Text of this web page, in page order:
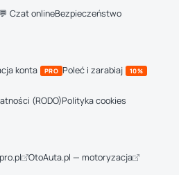
Czat onlineBezpieczeństwo
konta PRO Poleć i zarabiaj 10%
(RODO)Polityka cookies
OtoAuta.pl — motoryzacja